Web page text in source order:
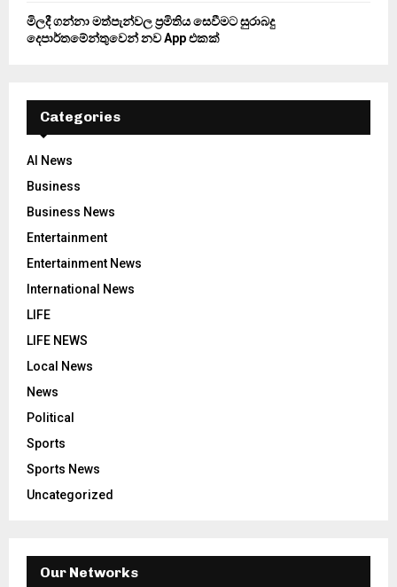
මිලදී ගන්නා මත්පැන්වල ප්‍රමිතිය සෙවීමට සුරාබදු
දෙපාර්තමේන්තුවෙන් නව App එකක්
Categories
AI News
Business
Business News
Entertainment
Entertainment News
International News
LIFE
LIFE NEWS
Local News
News
Political
Sports
Sports News
Uncategorized
Our Networks